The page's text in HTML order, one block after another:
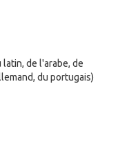
de l'arabe, de
du portugais)